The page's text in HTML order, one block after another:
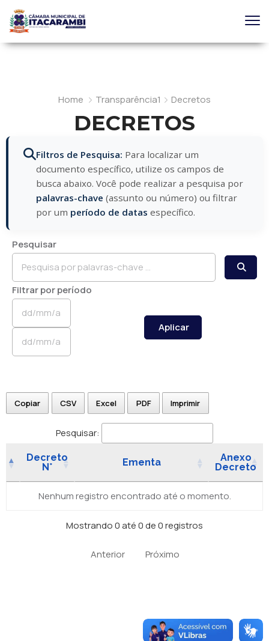
Home Transparência1 Decretos
DECRETOS
Filtros de Pesquisa: Para localizar um
documento específico, utilize os campos de
busca abaixo. Você pode realizar a pesquisa por
palavras-chave (assunto ou número) ou filtrar
por um período de datas específico.
Pesquisar
Filtrar por período
Aplicar
Copiar CSV Excel PDF Imprimir
Pesquisar:
Decreto
N°
Ementa
Anexo
Decreto
Nenhum registro encontrado até o momento.
Mostrando 0 até 0 de 0 registros
Anterior Próximo